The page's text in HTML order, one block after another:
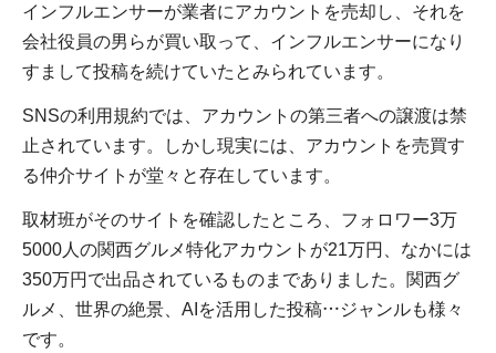
インフルエンサーが業者にアカウントを売却し、それを
会社役員の男らが買い取って、インフルエンサーになり
すまして投稿を続けていたとみられています。
SNSの利用規約では、アカウントの第三者への譲渡は禁
止されています。しかし現実には、アカウントを売買す
る仲介サイトが堂々と存在しています。
取材班がそのサイトを確認したところ、フォロワー3万
5000人の関西グルメ特化アカウントが21万円、なかには
350万円で出品されているものまでありました。関西グ
ルメ、世界の絶景、AIを活用した投稿…ジャンルも様々
です。